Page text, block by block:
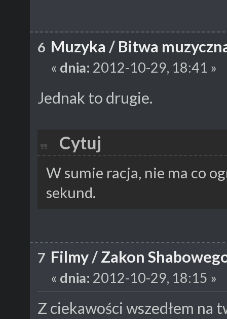
6 Muzyka / Bitwa
« dnia: 2012-10-29, 18:41 »
Jednak to drugie.
Cytuj
W sumie racja, nie ma co
sekund.
7 Filmy/Zakon
« dnia: 2012-10-29, 18:15 »
Z ciekawości wszedłem na